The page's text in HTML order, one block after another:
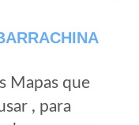
Mapas que
, para